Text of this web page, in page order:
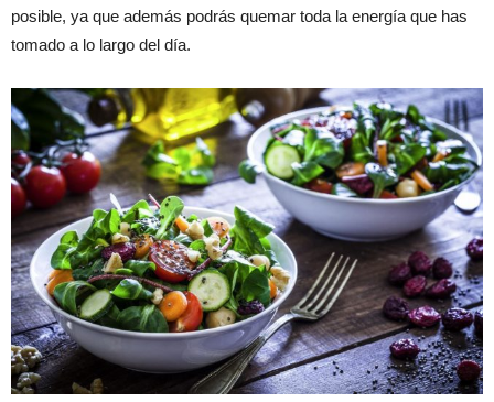
posible, ya que además podrás quemar toda la energía que has
tomado a lo largo del día.